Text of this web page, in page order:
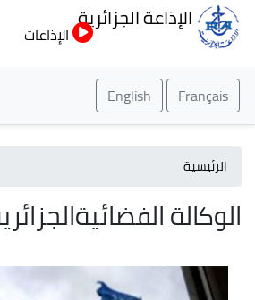
إلى
الإذاعة الجزائرية
الإذاعات
Français
English
الرئيسية
الوكالة الفضائيةالجزائرية